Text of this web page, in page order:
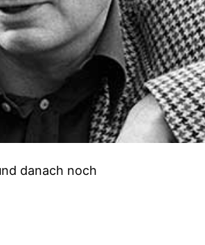
danach noch